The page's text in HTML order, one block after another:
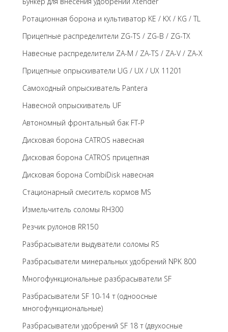
Ротационная борона и культиватор KE / KX / KG / TL
Прицепные распределители ZG-TS / ZG-B / ZG-TX
Навесные распределители ZA-M / ZA-TS / ZA-V / ZA-X
Прицепные опрыскиватели UG / UX / UX 11201
Самоходный опрыскиватель Pantera
Навесной опрыскиватель UF
Автономный фронтальный бак FT-P
Дисковая борона CATROS навесная
Дисковая борона CATROS прицепная
Дисковая борона CombiDisk навесная
Стационарный смеситель кормов MS
Измельчитель соломы RH300
Резчик рулонов RR150
Разбрасыватели выдуватели соломы RS
Разбрасыватели минеральных удобрений NPK 800
Многофункциональные разбрасыватели SF
Разбрасыватели SF 10-14 т (одноосные
многофункциональные)
Разбрасыватели удобрений SF 18 т (двухосные